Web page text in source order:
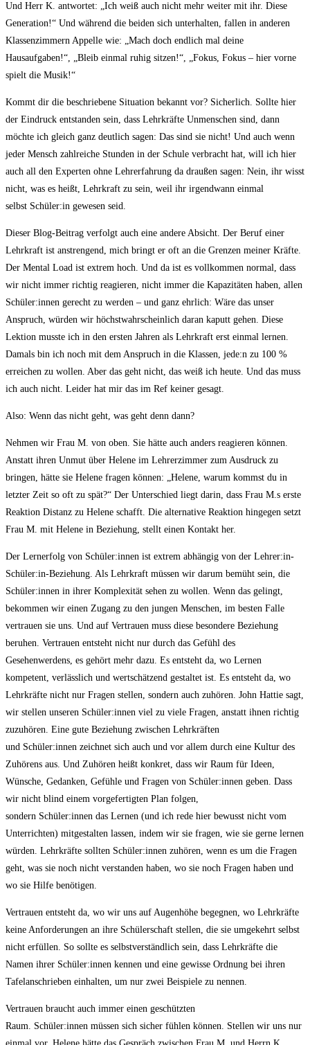
Und Herr K. antwortet: „Ich weiß auch nicht mehr weiter mit ihr. Diese
Generation!“ Und während die beiden sich unterhalten, fallen in anderen
Klassenzimmern Appelle wie: „Mach doch endlich mal deine
Hausaufgaben!“, „Bleib einmal ruhig sitzen!“, „Fokus, Fokus – hier vorne
spielt die Musik!“
Kommt dir die beschriebene Situation bekannt vor? Sicherlich. Sollte hier
der Eindruck entstanden sein, dass Lehrkräfte Unmenschen sind, dann
möchte ich gleich ganz deutlich sagen: Das sind sie nicht! Und auch wenn
jeder Mensch zahlreiche Stunden in der Schule verbracht hat, will ich hier
auch all den Experten ohne Lehrerfahrung da draußen sagen: Nein, ihr wisst
nicht, was es heißt, Lehrkraft zu sein, weil ihr irgendwann einmal
selbst Schüler:in gewesen seid.
Dieser Blog-Beitrag verfolgt auch eine andere Absicht. Der Beruf einer
Lehrkraft ist anstrengend, mich bringt er oft an die Grenzen meiner Kräfte.
Der Mental Load ist extrem hoch. Und da ist es vollkommen normal, dass
wir nicht immer richtig reagieren, nicht immer die Kapazitäten haben, allen
Schüler:innen gerecht zu werden – und ganz ehrlich: Wäre das unser
Anspruch, würden wir höchstwahrscheinlich daran kaputt gehen. Diese
Lektion musste ich in den ersten Jahren als Lehrkraft erst einmal lernen.
Damals bin ich noch mit dem Anspruch in die Klassen, jede:n zu 100 %
erreichen zu wollen. Aber das geht nicht, das weiß ich heute. Und das muss
ich auch nicht. Leider hat mir das im Ref keiner gesagt.
Also: Wenn das nicht geht, was geht denn dann?
Nehmen wir Frau M. von oben. Sie hätte auch anders reagieren können.
Anstatt ihren Unmut über Helene im Lehrerzimmer zum Ausdruck zu
bringen, hätte sie Helene fragen können: „Helene, warum kommst du in
letzter Zeit so oft zu spät?“ Der Unterschied liegt darin, dass Frau M.s erste
Reaktion Distanz zu Helene schafft. Die alternative Reaktion hingegen setzt
Frau M. mit Helene in Beziehung, stellt einen Kontakt her.
Der Lernerfolg von Schüler:innen ist extrem abhängig von der Lehrer:in-
Schüler:in-Beziehung. Als Lehrkraft müssen wir darum bemüht sein, die
Schüler:innen in ihrer Komplexität sehen zu wollen. Wenn das gelingt,
bekommen wir einen Zugang zu den jungen Menschen, im besten Falle
vertrauen sie uns. Und auf Vertrauen muss diese besondere Beziehung
beruhen. Vertrauen entsteht nicht nur durch das Gefühl des
Gesehenwerdens, es gehört mehr dazu. Es entsteht da, wo Lernen
kompetent, verlässlich und wertschätzend gestaltet ist. Es entsteht da, wo
Lehrkräfte nicht nur Fragen stellen, sondern auch zuhören. John Hattie sagt,
wir stellen unseren Schüler:innen viel zu viele Fragen, anstatt ihnen richtig
zuzuhören. Eine gute Beziehung zwischen Lehrkräften
und Schüler:innen zeichnet sich auch und vor allem durch eine Kultur des
Zuhörens aus. Und Zuhören heißt konkret, dass wir Raum für Ideen,
Wünsche, Gedanken, Gefühle und Fragen von Schüler:innen geben. Dass
wir nicht blind einem vorgefertigten Plan folgen,
sondern Schüler:innen das Lernen (und ich rede hier bewusst nicht vom
Unterrichten) mitgestalten lassen, indem wir sie fragen, wie sie gerne lernen
würden. Lehrkräfte sollten Schüler:innen zuhören, wenn es um die Fragen
geht, was sie noch nicht verstanden haben, wo sie noch Fragen haben und
wo sie Hilfe benötigen.
Vertrauen entsteht da, wo wir uns auf Augenhöhe begegnen, wo Lehrkräfte
keine Anforderungen an ihre Schülerschaft stellen, die sie umgekehrt selbst
nicht erfüllen. So sollte es selbstverständlich sein, dass Lehrkräfte die
Namen ihrer Schüler:innen kennen und eine gewisse Ordnung bei ihren
Tafelanschrieben einhalten, um nur zwei Beispiele zu nennen.
Vertrauen braucht auch immer einen geschützten
Raum. Schüler:innen müssen sich sicher fühlen können. Stellen wir uns nur